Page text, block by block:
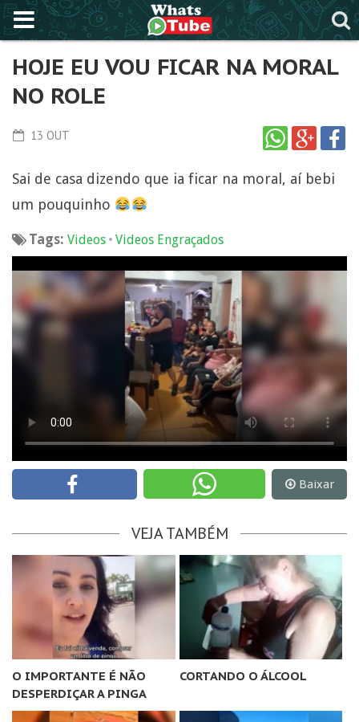
HOJE EU VOU FICAR NA MORAL
NO ROLE
13 OUT
Sai de casa dizendo que ia ficar na moral, aí bebi
um pouquinho
Tags: Videos • Videos Engraçados
Baixar
VEJA TAMBÉM
O IMPORTANTE É NÃO
DESPERDIÇAR A PINGA
CORTANDO O ÁLCOOL